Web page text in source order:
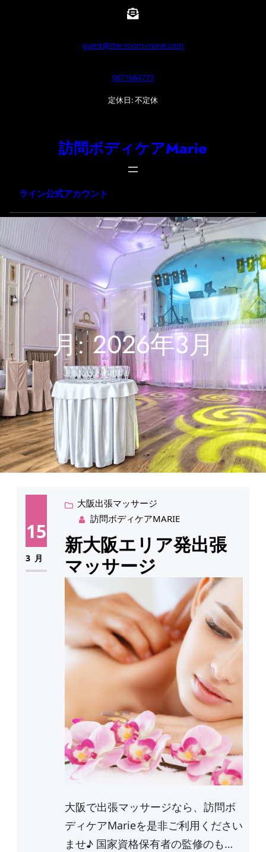
guest@the-room-marie.com
0671664773
定休日: 不定休
訪問ボディケアMarie
ライン公式アカウント
月:2026年3月
15
3月
大阪出張マッサージ
訪問ボディケアMARIE
新大阪エリア発出張
マッサージ
大阪で出張マッサージなら、訪問ボ
ディケアMarieを是非ご利用ください
ませ♪ 国家資格保有者の監修のも